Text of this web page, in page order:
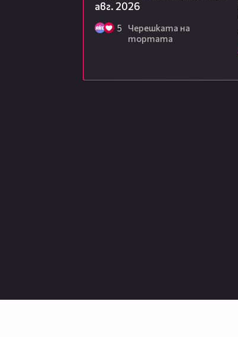
авг. 2026
5
Черешката на
тортата